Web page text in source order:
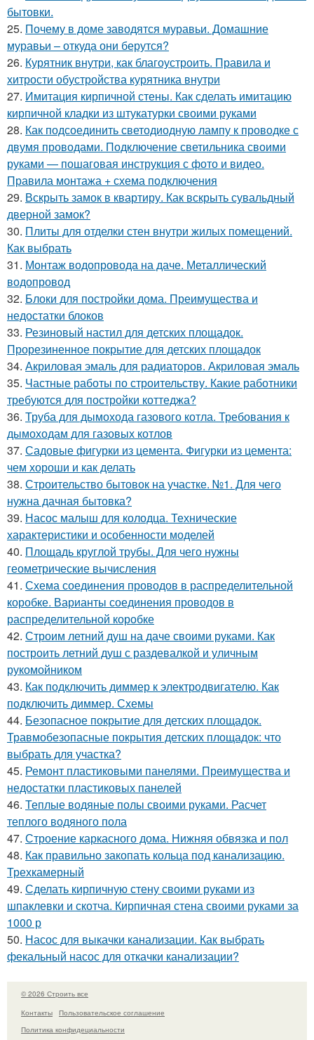
бытовки.
25. Почему в доме заводятся муравьи. Домашние
муравьи – откуда они берутся?
26. Курятник внутри, как благоустроить. Правила и
хитрости обустройства курятника внутри
27. Имитация кирпичной стены. Как сделать имитацию
кирпичной кладки из штукатурки своими руками
28. Как подсоединить светодиодную лампу к проводке с
двумя проводами. Подключение светильника своими
руками — пошаговая инструкция с фото и видео.
Правила монтажа + схема подключения
29. Вскрыть замок в квартиру. Как вскрыть сувальдный
дверной замок?
30. Плиты для отделки стен внутри жилых помещений.
Как выбрать
31. Монтаж водопровода на даче. Металлический
водопровод
32. Блоки для постройки дома. Преимущества и
недостатки блоков
33. Резиновый настил для детских площадок.
Прорезиненное покрытие для детских площадок
34. Акриловая эмаль для радиаторов. Акриловая эмаль
35. Частные работы по строительству. Какие работники
требуются для постройки коттеджа?
36. Труба для дымохода газового котла. Требования к
дымоходам для газовых котлов
37. Садовые фигурки из цемента. Фигурки из цемента:
чем хороши и как делать
38. Строительство бытовок на участке. №1. Для чего
нужна дачная бытовка?
39. Насос малыш для колодца. Технические
характеристики и особенности моделей
40. Площадь круглой трубы. Для чего нужны
геометрические вычисления
41. Схема соединения проводов в распределительной
коробке. Варианты соединения проводов в
распределительной коробке
42. Строим летний душ на даче своими руками. Как
построить летний душ с раздевалкой и уличным
рукомойником
43. Как подключить диммер к электродвигателю. Как
подключить диммер. Схемы
44. Безопасное покрытие для детских площадок.
Травмобезопасные покрытия детских площадок: что
выбрать для участка?
45. Ремонт пластиковыми панелями. Преимущества и
недостатки пластиковых панелей
46. Теплые водяные полы своими руками. Расчет
теплого водяного пола
47. Строение каркасного дома. Нижняя обвязка и пол
48. Как правильно закопать кольца под канализацию.
Трехкамерный
49. Сделать кирпичную стену своими руками из
шпаклевки и скотча. Кирпичная стена своими руками за
1000 р
50. Насос для выкачки канализации. Как выбрать
фекальный насос для откачки канализации?
© 2026 Строить все
Контакты
Пользовательское соглашение
Политика конфидециальности